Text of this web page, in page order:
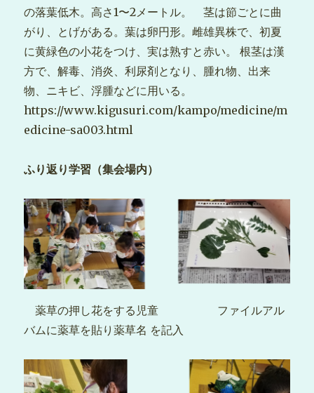
の落葉低木。高さ1〜2メートル。 茎は節ごとに曲
がり、とげがある。葉は卵円形。雌雄異株で、初夏
に黄緑色の小花をつけ、実は熟すと赤い。 根茎は漢
方で、解毒、消炎、利尿剤となり、腫れ物、出来
物、ニキビ、浮腫などに用いる。
https://www.kigusuri.com/kampo/medicine/m
edicine-sa003.html
ふり返り学習（集会場内）
薬草の押し花をする児童 ファイルアル
バムに薬草を貼り薬草名 を記入